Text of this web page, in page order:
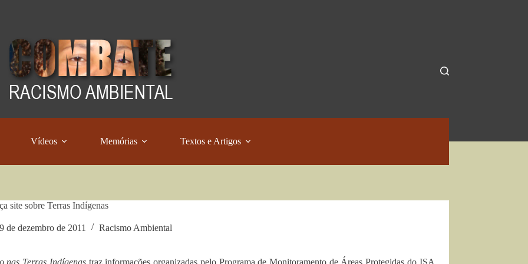
Vídeos Memórias Textos e Artigos
site sobre Terras Indígenas
de dezembro de 2011 Racismo Ambiental
nas Terras Indígenastraz informações organizadas pelo Programa de Monitoramento de Áreas Protegidas do ISA